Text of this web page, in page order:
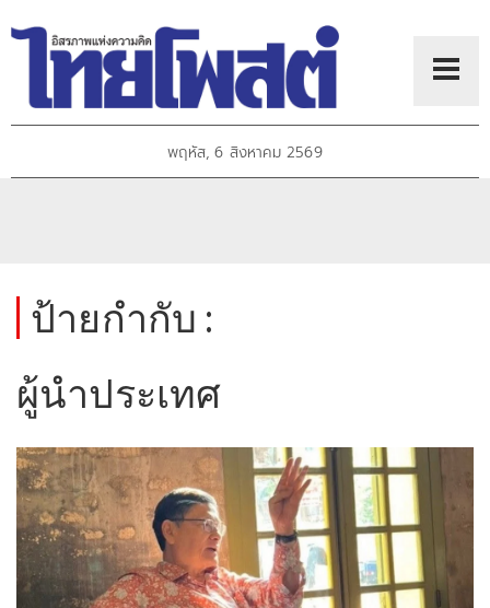
พฤหัส, 6 สิงหาคม 2569
ป้ายกำกับ :
ผู้นำประเทศ